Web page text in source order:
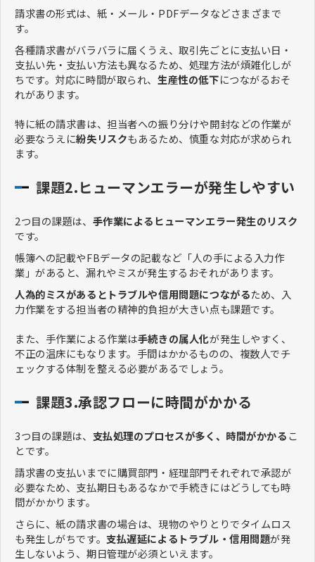
請求書の形式は、紙・メール・PDFデータなどさまざまで
す。
各種請求書がバラバラに届くうえ、取引先ごとに支払い日・
支払い先・支払い方法も異なるため、処理方法が煩雑化しが
ちです。対応に時間が取られ、生産性の低下につながるおそ
れがあります。
特に紙の請求書は、担当者への振り分けや開封などの作業が
必要なうえに紛失リスクもあるため、慎重な対応が求められ
ます。
課題2.ヒューマンエラーが発生しやすい
2つ目の課題は、 手作業によるヒューマンエラー発生のリスク
です。
帳簿への記載やFBデータの記載など「人の手による入力作
業」があると、漏れやミスが発生するおそれがあります。
人為的ミスがあるとトラブルや信用問題につながるため、入
力作業をする担当者の精神的負担が大きい点も課題です。
また、手作業による作業は手続きの属人化が発生しやすく、
不正の温床にもなります。手間はかかるものの、複数人でチ
ェックする体制を整える必要があるでしょう。
課題3.承認フローに時間がかかる
3つ目の課題は、 支払処理のプロセスが多く、時間がかかるこ
とです。
請求書の支払いまでに購買部門・経理部門それぞれで承認が
必要なため、支払期日もあるなかで手続きにはどうしても時
間がかかります。
さらに、紙の請求書の場合は、現物のやりとりでタイムロス
も発生しがちです。 支払遅延によるトラブル・信用問題が発
生しないよう、期日管理が必須といえます。